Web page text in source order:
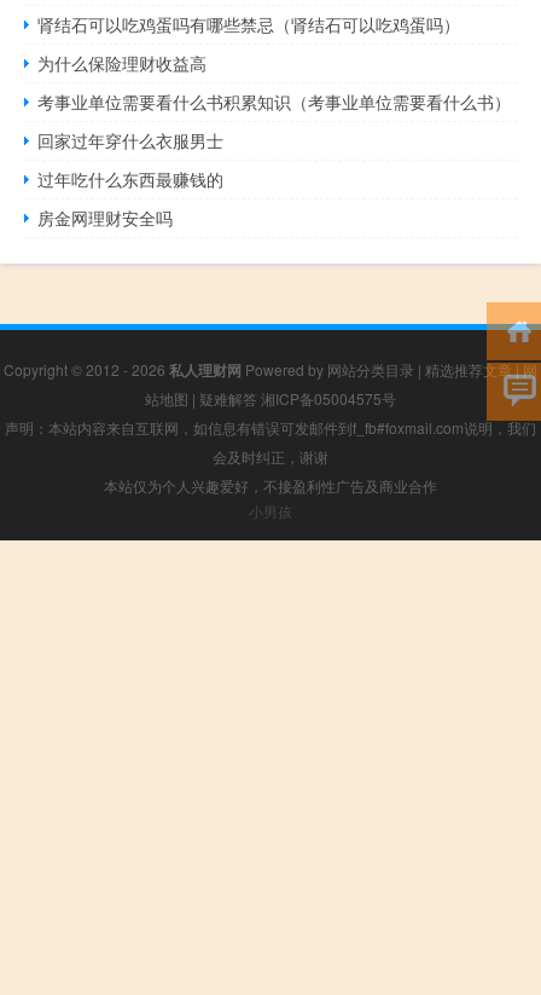
肾结石可以吃鸡蛋吗有哪些禁忌（肾结石可以吃鸡蛋吗）
为什么保险理财收益高
考事业单位需要看什么书积累知识（考事业单位需要看什么书）
回家过年穿什么衣服男士
过年吃什么东西最赚钱的
房金网理财安全吗
Copyright © 2012 - 2026 私人理财网 Powered by 网站分类目录 | 精选推荐文章|网
站地图 | 疑难解答 湘ICP备05004575号
声明：本站内容来自互联网，如信息有错误可发邮件到f_fb#foxmail.com说明，我们
会及时纠正，谢谢
本站仅为个人兴趣爱好，不接盈利性广告及商业合作
小男孩